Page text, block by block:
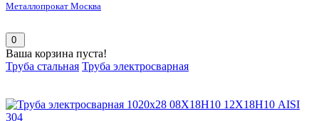
Металлопрокат Москва
0
Ваша корзина пуста!
Труба стальная Труба электросварная